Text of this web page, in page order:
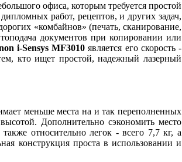
офиса, которым требуется простой
работ, рецептов, и других задач,
«комбайнов» (печать, сканирование,
документов при копировании или
i-Sensys MF3010 является его скорость -
кто ищет простой, надежный лазерный
меньше места на и так переполненных
Дополнительно сэкономить место
относительно легок - всего 7,7 кг, а
конструкция проста в использовании и